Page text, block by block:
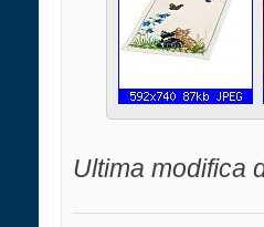
Ultima modifica